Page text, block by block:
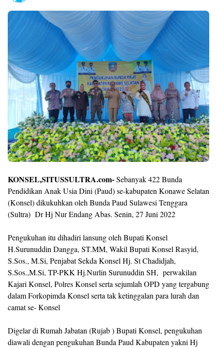
Premium
By
Raushan
Design
With
Shroff
Templates
KONSEL,SITUSSULTRA.com-Sebanyak 422 Bunda
Pendidikan Anak Usia Dini (Paud) se-kabupaten Konawe Selatan
(Konsel) dikukuhkan oleh Bunda Paud Sulawesi Tenggara
(Sultra) Dr Hj Nur Endang Abas. Senin, 27 Juni 2022
Pengukuhan itu dihadiri lansung oleh Bupati Konsel
H.Surunuddin Dangga, ST.MM, Wakil Bupati Konsel Rasyid,
S.Sos., M.Si, Penjabat Sekda Konsel Hj. St Chadidjah,
S.Sos.,M.Si, TP-PKK Hj.Nurlin Surunuddin SH, perwakilan
Kajari Konsel, Polres Konsel serta sejumlah OPD yang tergabung
dalam Forkopimda Konsel serta tak ketinggalan para lurah dan
camat se- Konsel
Digelar di Rumah Jabatan (Rujab ) Bupati Konsel, pengukuhan
diawali dengan pengukuhan Bunda Paud Kabupaten yakni Hj